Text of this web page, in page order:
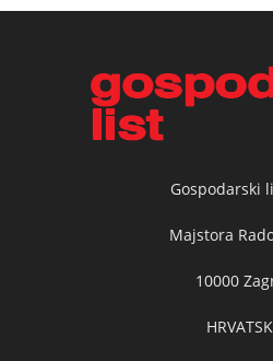
Gospodarski
Majstora
10000